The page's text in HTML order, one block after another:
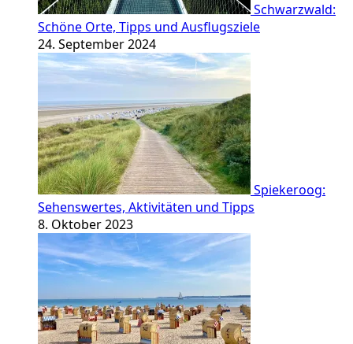
Schwarzwald:
Schöne Orte, Tipps und Ausflugsziele
24. September 2024
Spiekeroog:
Sehenswertes, Aktivitäten und Tipps
8. Oktober 2023